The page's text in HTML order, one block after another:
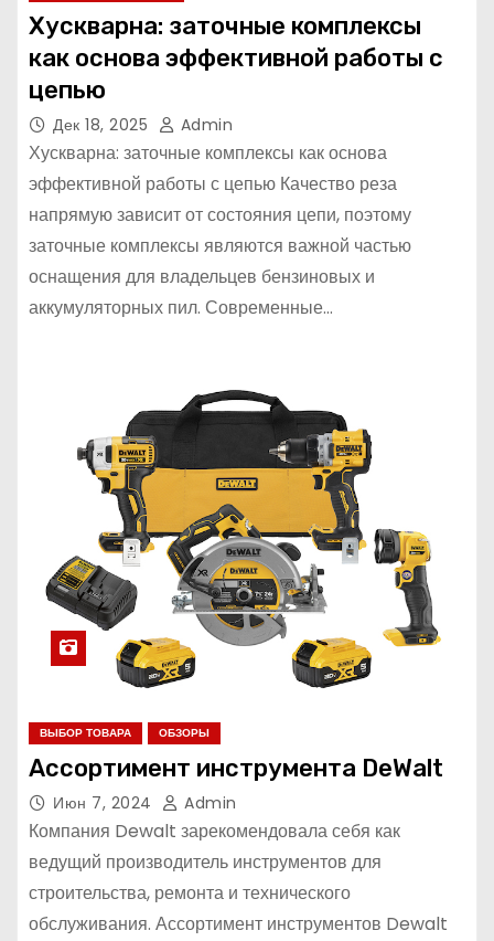
Хускварна: заточные комплексы
как основа эффективной работы с
цепью
Дек 18, 2025 Admin
Хускварна: заточные комплексы как основа
эффективной работы с цепью Качество реза
напрямую зависит от состояния цепи, поэтому
заточные комплексы являются важной частью
оснащения для владельцев бензиновых и
аккумуляторных пил. Современные…
ВЫБОР ТОВАРА ОБЗОРЫ
Ассортимент инструмента DeWalt
Июн 7, 2024 Admin
Компания Dewalt зарекомендовала себя как
ведущий производитель инструментов для
строительства, ремонта и технического
обслуживания. Ассортимент инструментов Dewalt